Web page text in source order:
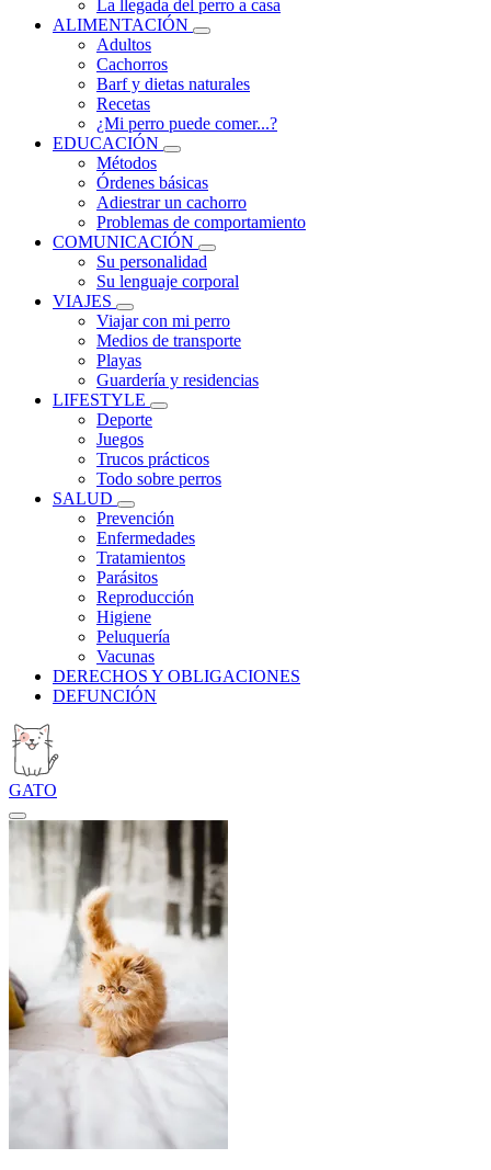
La llegada del perro a casa
ALIMENTACIÓN
Adultos
Cachorros
Barf y dietas naturales
Recetas
¿Mi perro puede comer...?
EDUCACIÓN
Métodos
Órdenes básicas
Adiestrar un cachorro
Problemas de comportamiento
COMUNICACIÓN
Su personalidad
Su lenguaje corporal
VIAJES
Viajar con mi perro
Medios de transporte
Playas
Guardería y residencias
LIFESTYLE
Deporte
Juegos
Trucos prácticos
Todo sobre perros
SALUD
Prevención
Enfermedades
Tratamientos
Parásitos
Reproducción
Higiene
Peluquería
Vacunas
DERECHOS Y OBLIGACIONES
DEFUNCIÓN
GATO